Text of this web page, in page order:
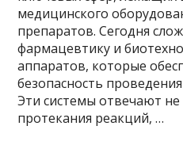
медицинского
препаратов. Сегодня
фармацевтику и
аппаратов, которые
безопасность
Эти системы отвечают
протекания реакций, …